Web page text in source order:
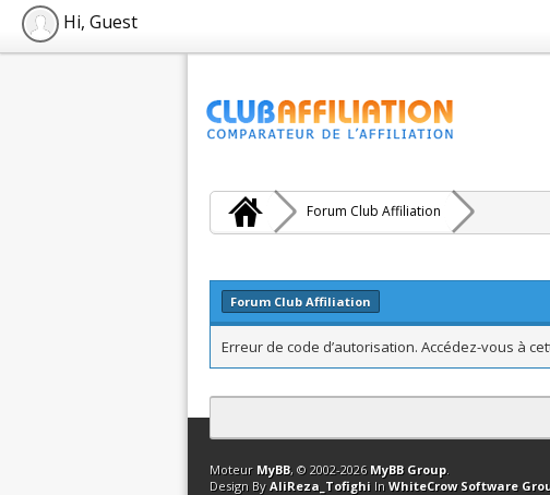
Hi, Guest
Forum Club Affiliation
Forum Club Affiliation
Erreur de code d’autorisation. Accédez-vous à
Contact Club Affiliation Retourner en haut
Moteur MyBB, © 2002-2026 MyBB Group.
Design By AliReza_Tofighi In WhiteCrow Software